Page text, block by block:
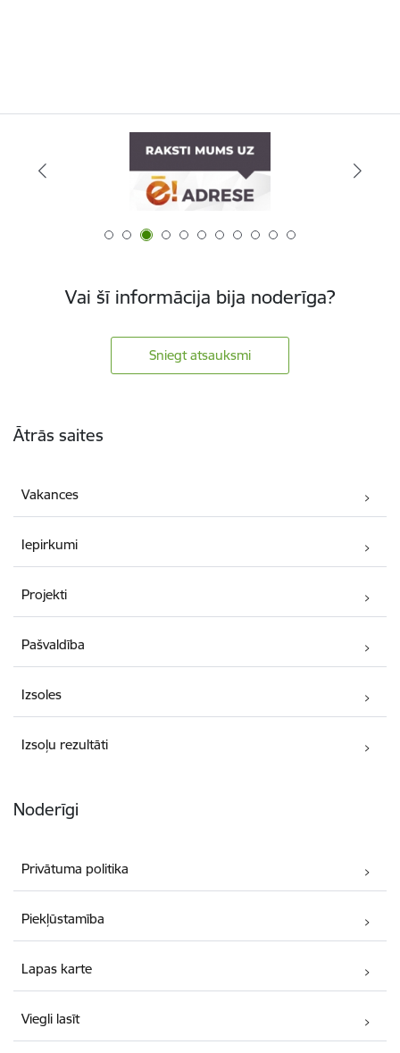
Vai šī informācija bija noderīga?
Sniegt atsauksmi
Ātrās saites
Vakances
Iepirkumi
Projekti
Pašvaldība
Izsoles
Izsoļu rezultāti
Noderīgi
Privātuma politika
Piekļūstamība
Lapas karte
Viegli lasīt